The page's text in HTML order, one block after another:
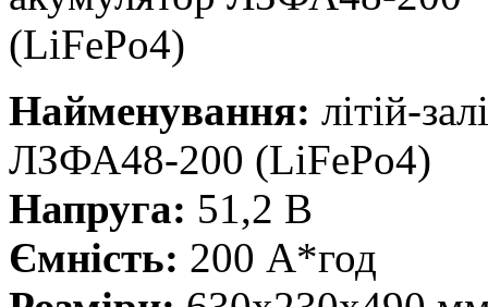
Найменування: літій-
ЛЗФА48-200 (LiFePo4)
Напруга: 51,2 В
Ємність: 200 А*год